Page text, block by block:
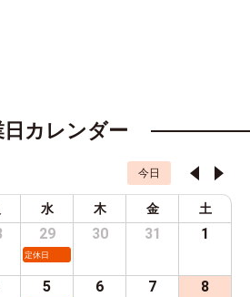
日カレンダー
今日
水 木 金 土
29
定休日
30 31 1
5 6 7 8